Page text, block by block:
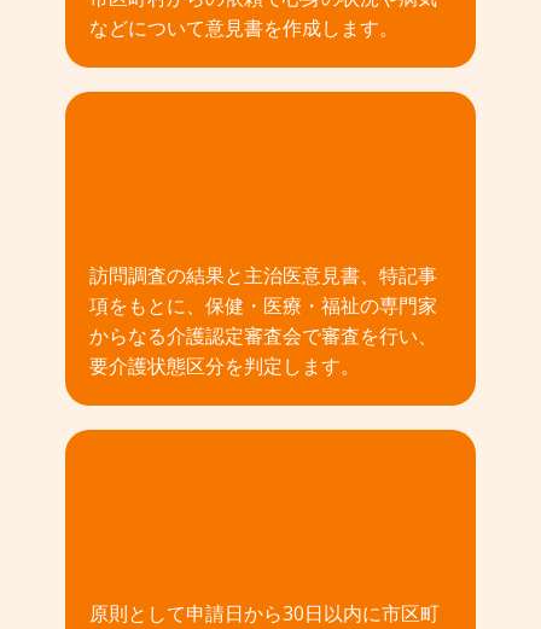
などについて意見書を作成します。
訪問調査の結果と主治医意見書、特記事
項をもとに、保健・医療・福祉の専門家
からなる介護認定審査会で審査を行い、
要介護状態区分を判定します。
原則として申請日から30日以内に市区町